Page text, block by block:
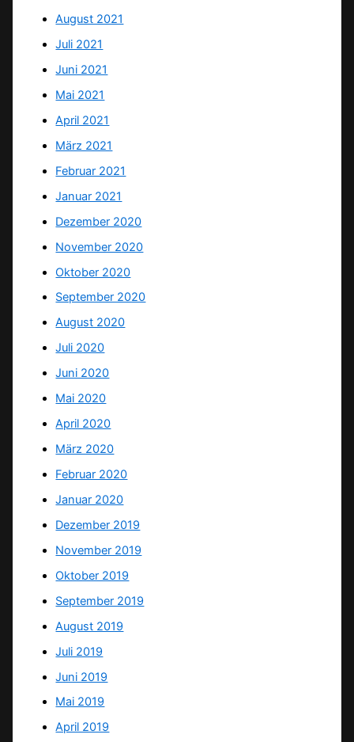
August 2021
Juli 2021
Juni 2021
Mai 2021
April 2021
März 2021
Februar 2021
Januar 2021
Dezember 2020
November 2020
Oktober 2020
September 2020
August 2020
Juli 2020
Juni 2020
Mai 2020
April 2020
März 2020
Februar 2020
Januar 2020
Dezember 2019
November 2019
Oktober 2019
September 2019
August 2019
Juli 2019
Juni 2019
Mai 2019
April 2019